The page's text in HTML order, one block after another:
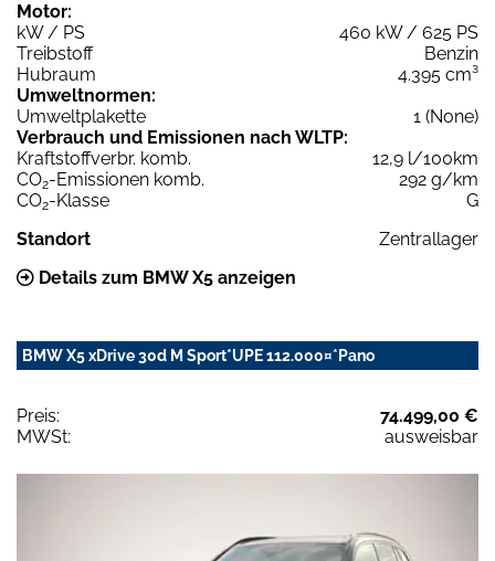
Motor:
kW / PS
460 kW / 625 PS
Treibstoff
Benzin
Hubraum
4.395 cm³
Umweltnormen:
Umweltplakette
1 (None)
Verbrauch und Emissionen nach WLTP:
Kraftstoffverbr. komb.
12,9 l/100km
CO2-Emissionen komb.
292 g/km
CO2-Klasse
G
Standort
Zentrallager
Details zum BMW X5 anzeigen
BMW X5 xDrive 30d M Sport*UPE 112.000¤*Pano
Preis:
74.499,00 €
MWSt:
ausweisbar